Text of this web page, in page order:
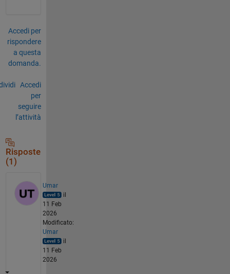
Accedi per
rispondere
a questa
domanda.
Accedi
per
seguire
l’attività
Risposte
(1)
Umar
il
11 Feb
2026
Modificato:
Umar
il
11 Feb
2026